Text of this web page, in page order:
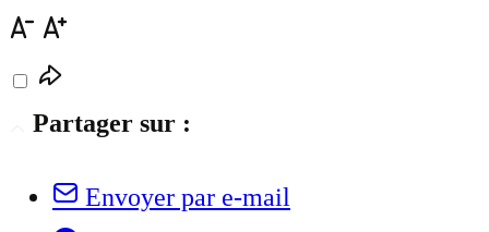
Partager sur :
Envoyer par e-mail